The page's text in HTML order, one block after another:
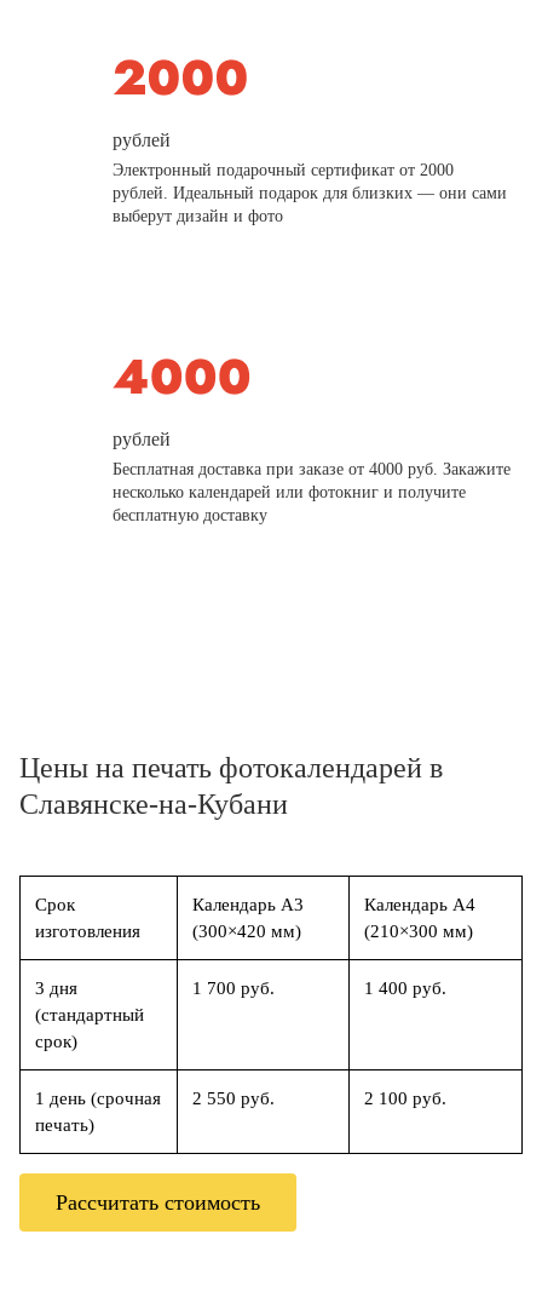
рублей
Электронный подарочный сертификат от 2000
рублей. Идеальный подарок для близких — они сами
выберут дизайн и фото
рублей
Бесплатная доставка при заказе от 4000 руб. Закажите
несколько календарей или фотокниг и получите
бесплатную доставку
Цены на печать фотокалендарей в
Славянске-на-Кубани
Срок
изготовления
Календарь А3
(300×420 мм)
Календарь А4
(210×300 мм)
3 дня
(стандартный
срок)
1 700 руб. 1 400 руб.
1 день (срочная
печать)
2 550 руб. 2 100 руб.
Рассчитать стоимость